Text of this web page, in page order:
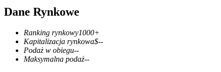
Instrumenty pochodne na akcje, forex, metale szlachetne i
towary
Dane Rynkowe
Ranking rynkowy1000+
Kapitalizacja rynkowa$--
Podaż w obiegu--
Maksymalna podaż--